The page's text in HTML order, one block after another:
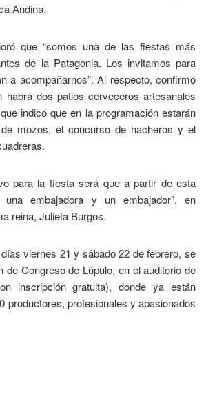
Andina.
que “somos una de las fiestas más
de la Patagonia. Los invitamos para
a acompañarnos”. Al respecto, confirmó
habrá dos patios cerveceros artesanales
indicó que en la programación estarán
mozos, el concurso de hacheros y el
para la fiesta será que a partir de esta
una embajadora y un embajador”, en
reina, Julieta Burgos.
viernes 21 y sábado 22 de febrero, se
de Congreso de Lúpulo, en el auditorio de
inscripción gratuita), donde ya están
productores, profesionales y apasionados